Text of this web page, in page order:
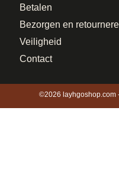
Betalen
Bezorgen en
Veiligheid
Contact
©2026 layhgoshop.com